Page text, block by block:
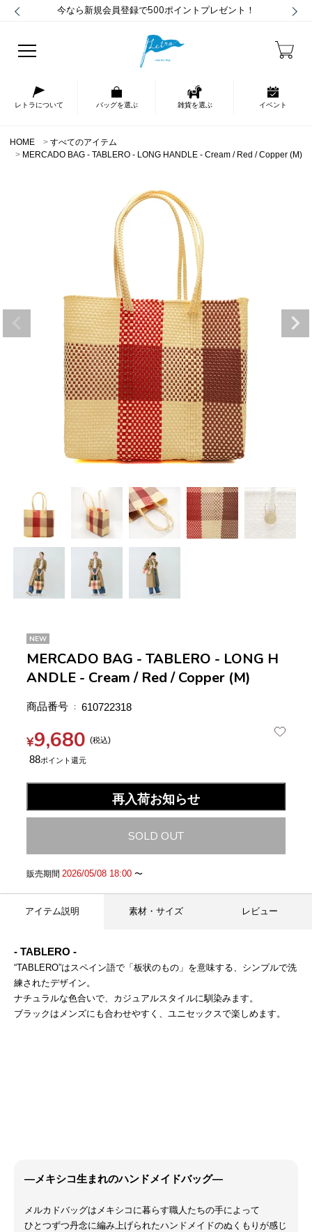
今なら新規会員登録で500ポイントプレゼント！
レトラについて バッグを選ぶ 雑貨を選ぶ イベント
HOME
すべてのアイテム
MERCADO BAG - TABLERO - LONG HANDLE - Cream / Red / Copper (M)
NEW
MERCADO BAG - TABLERO - LONG H
ANDLE - Cream / Red / Copper (M)
商品番号 610722318
¥9,680 税込
88
再入荷お知らせ
SOLD OUT
販売期間 2026/05/08 18:00〜
アイテム説明 素材・サイズ レビュー
- TABLERO -
“TABLERO”はスペイン語で「板状のもの」を意味する、シンプルで洗
練されたデザイン。
ナチュラルな色合いで、カジュアルスタイルに馴染みます。
ブラックはメンズにも合わせやすく、ユニセックスで楽しめます。
―メキシコ生まれのハンドメイドバッグ―
メルカドバッグはメキシコに暮らす職人たちの手によって
ひとつずつ丹念に編み上げられたハンドメイドのぬくもりが感じ